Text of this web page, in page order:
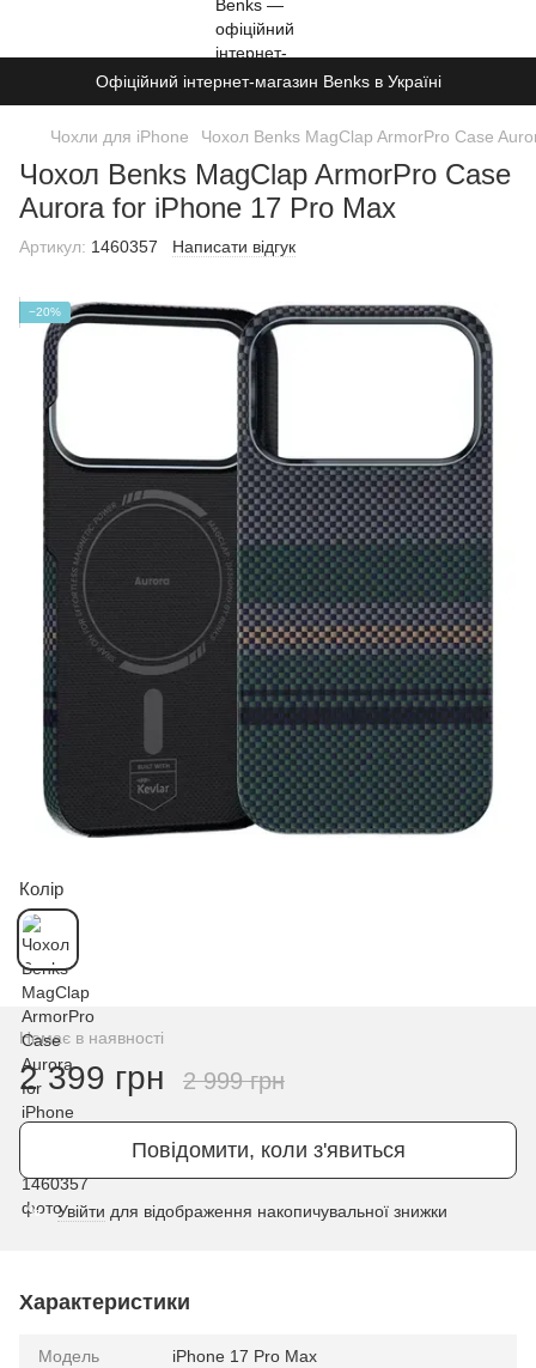
Офіційний інтернет-магазин Benks в Україні
Чохли для iPhone Чохол Benks MagClap ArmorPro Case
Чохол Benks MagClap ArmorPro Case
Aurora for iPhone 17 Pro Max
Артикул: 1460357 Написати відгук
−20%
Колір
Немає в наявності
2 399 грн 2 999 грн
Повідомити, коли з'явиться
% Увійти для відображення накопичувальної знижки
Характеристики
Модель iPhone 17 Pro Max